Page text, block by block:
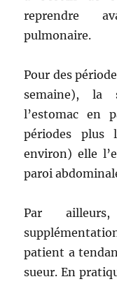
reprendre
pulmonaire.
Pour des
semaine), la
l’estomac en
périodes
environ) elle
paroi
Par
patient a
sueur. En